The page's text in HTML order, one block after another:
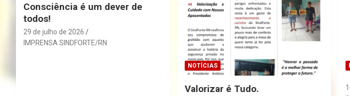
Consciência é um dever de
todos!
29 de julho de 2026
IMPRENSA SINDFORTE/RN
NOTÍCIAS
Valorizar é Tudo.